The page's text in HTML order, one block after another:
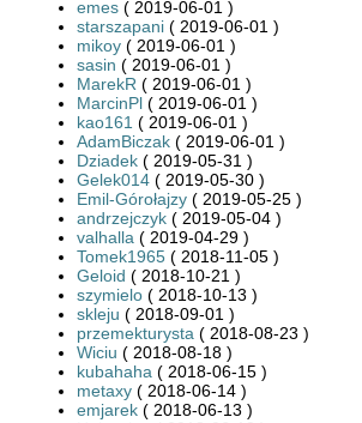
emes ( 2019-06-01 )
starszapani ( 2019-06-01 )
mikoy ( 2019-06-01 )
sasin ( 2019-06-01 )
MarekR ( 2019-06-01 )
MarcinPl ( 2019-06-01 )
kao161 ( 2019-06-01 )
AdamBiczak ( 2019-06-01 )
Dziadek ( 2019-05-31 )
Gelek014 ( 2019-05-30 )
Emil-Górołajzy ( 2019-05-25 )
andrzejczyk ( 2019-05-04 )
valhalla ( 2019-04-29 )
Tomek1965 ( 2018-11-05 )
Geloid ( 2018-10-21 )
szymielo ( 2018-10-13 )
skleju ( 2018-09-01 )
przemekturysta ( 2018-08-23 )
Wiciu ( 2018-08-18 )
kubahaha ( 2018-06-15 )
metaxy ( 2018-06-14 )
emjarek ( 2018-06-13 )